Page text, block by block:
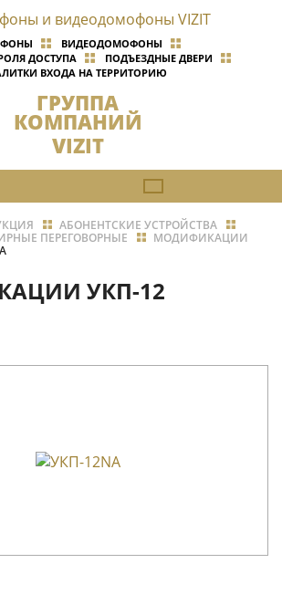
ВИДЕОДОМОФОНЫ
ДОСТУПА
ПОДЪЕЗДНЫЕ ДВЕРИ
ВХОДА НА ТЕРРИТОРИЮ
ГРУППА
КОМПАНИЙ
VIZIT
АБОНЕНТСКИЕ УСТРОЙСТВА
ПЕРЕГОВОРНЫЕ
МОДИФИКАЦИИ
УКП-12